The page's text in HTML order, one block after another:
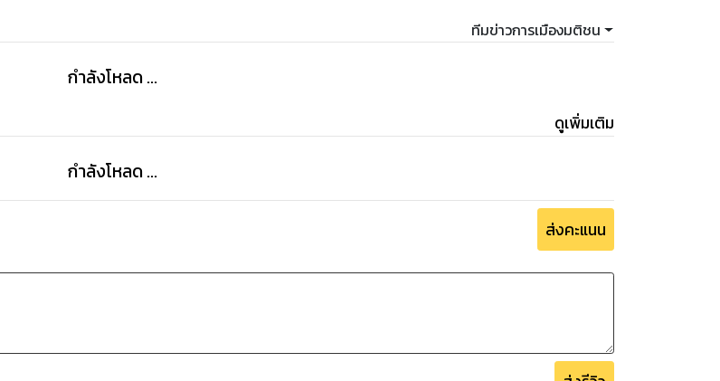
ทีมข่าวการเมืองมติชน
กำลังโหลด ...
ดูเพิ่มเติม
กำลังโหลด ...
ส่งคะแนน